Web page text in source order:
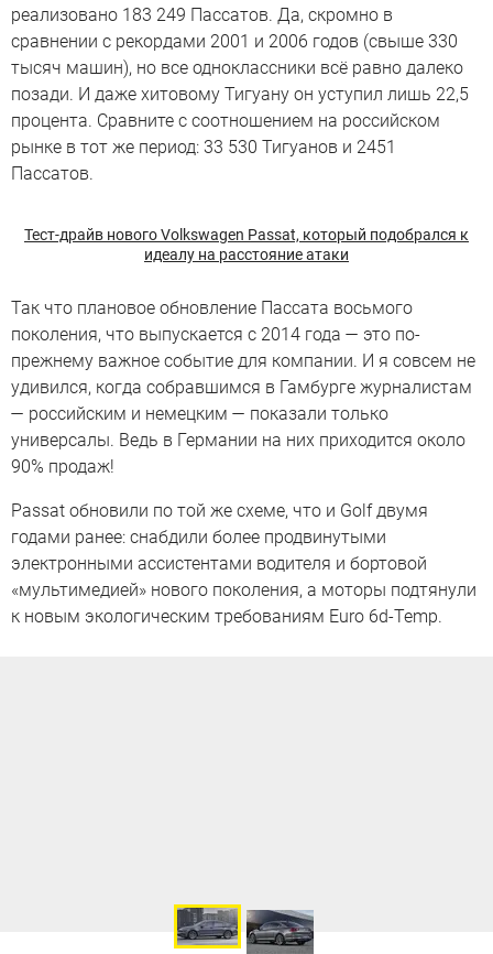
реализовано 183 249 Пассатов. Да, скромно в
сравнении с рекордами 2001 и 2006 годов (свыше 330
тысяч машин), но все одноклассники всё равно далеко
позади. И даже хитовому Тигуану он уступил лишь 22,5
процента. Сравните с соотношением на российском
рынке в тот же период: 33 530 Тигуанов и 2451
Пассатов.
Тест-драйв нового Volkswagen Passat, который подобрался к
идеалу на расстояние атаки
Так что плановое обновление Пассата восьмого
поколения, что выпускается с 2014 года — это по-
прежнему важное событие для компании. И я совсем не
удивился, когда собравшимся в Гамбурге журналистам
— российским и немецким — показали только
универсалы. Ведь в Германии на них приходится около
90% продаж!
Passat обновили по той же схеме, что и Golf двумя
годами ранее: снабдили более продвинутыми
электронными ассистентами водителя и бортовой
«мультимедией» нового поколения, а моторы подтянули
к новым экологическим требованиям Euro 6d-Temp.